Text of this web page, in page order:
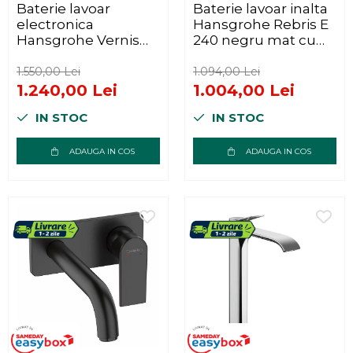
Baterie lavoar
electronica
Hansgrohe Vernis
retea crom lucios
1.550,00 Lei
1.240,00 Lei
IN STOC
ADAUGA IN COS
Baterie lavoar inalta
Hansgrohe Rebris E
240 negru mat cu
1.094,00 Lei
1.004,00 Lei
IN STOC
ADAUGA IN COS